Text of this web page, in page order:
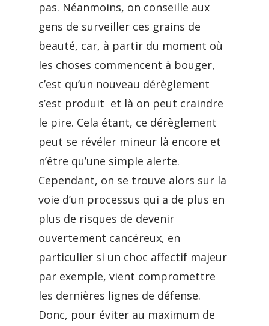
pas. Néanmoins, on conseille aux
gens de surveiller ces grains de
beauté, car, à partir du moment où
les choses commencent à bouger,
c’est qu’un nouveau dérèglement
s’est produit et là on peut craindre
le pire. Cela étant, ce dérèglement
peut se révéler mineur là encore et
n’être qu’une simple alerte.
Cependant, on se trouve alors sur la
voie d’un processus qui a de plus en
plus de risques de devenir
ouvertement cancéreux, en
particulier si un choc affectif majeur
par exemple, vient compromettre
les dernières lignes de défense.
Donc, pour éviter au maximum de